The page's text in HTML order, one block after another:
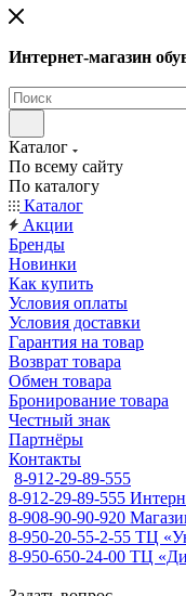
Интернет-магазин
Каталог
По всему сайту
По каталогу
Каталог
Акции
Бренды
Новинки
Как купить
Условия оплаты
Условия доставки
Гарантия на товар
Возврат товара
Обмен товара
Бронирование товара
Честный знак
Партнёры
Контакты
8-912-29-89-555
8-912-29-89-555
8-908-90-90-920
8-950-20-55-2-55 ТЦ
8-950-650-24-00 ТЦ